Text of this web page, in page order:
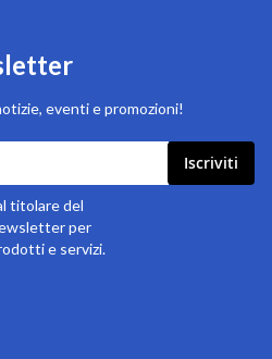
eventi e promozioni!
Iscriviti
titolare del
per
e servizi.